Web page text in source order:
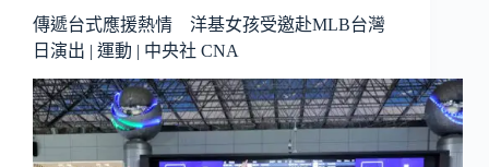
傳遞台式應援熱情 洋基女孩受邀赴MLB台灣
日演出 | 運動 | 中央社 CNA